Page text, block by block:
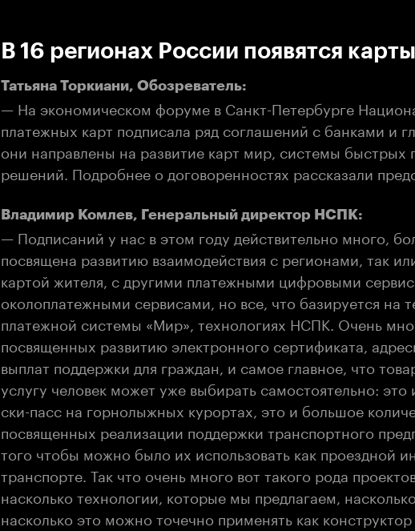
В 16 регионах России появятся
Татьяна Торкиани, Обозреватель:
— На экономическом форуме в Санкт-Петербурге
платежных карт подписала ряд соглашений с банками и
они направлены на развитие карт мир, системы быстрых
решений. Подробнее о договоренностях рассказали
Владимир Комлев, Генеральный директор НСПК:
— Подписаний у нас в этом году действительно много,
посвящена развитию взаимодействия с регионами, так
картой жителя, с другими платежными цифровыми
околоплатежными сервисами, но все, что базируется на
платежной системы «Мир», технологиях НСПК. Очень
посвященных развитию электронного сертификата,
выплат поддержки для граждан, и самое главное, что
услугу человек может уже выбирать самостоятельно: это
ски-пасс на горнолыжных курортах, это и большое
посвященных реализации поддержки транспортного
того чтобы можно было их использовать как проездной
транспорте. Так что очень много вот такого рода
насколько технологии, которые мы предлагаем,
насколько это можно точечно применять как